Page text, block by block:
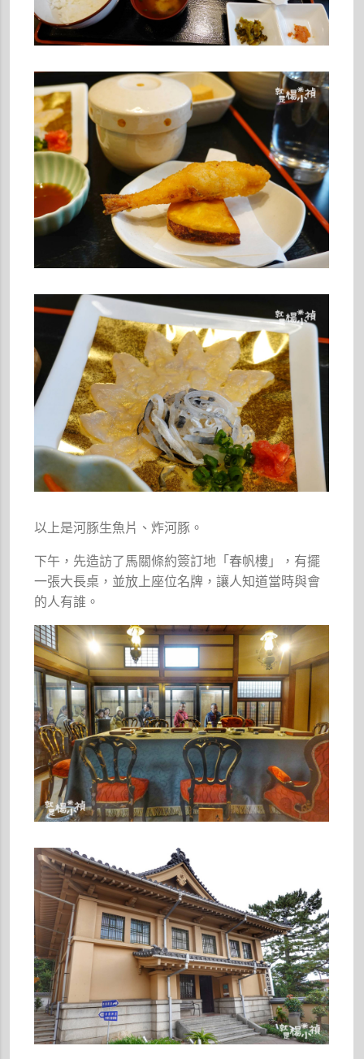
以上是河豚生魚片、炸河豚。
下午，先造訪了馬關條約簽訂地「春帆樓」，有擺
一張大長桌，並放上座位名牌，讓人知道當時與會
的人有誰。